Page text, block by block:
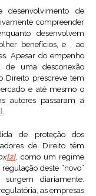
desenvolvimento de
compreender
desenvolvem
benefícios, e , ao
Apesar do empenho
de uma desconexão
Direito prescreve tem
e até mesmo o
autores passaram a
.
de proteção dos
de Direito têm
[2], como um regime
deste “novo”
diariamente.
as empresas